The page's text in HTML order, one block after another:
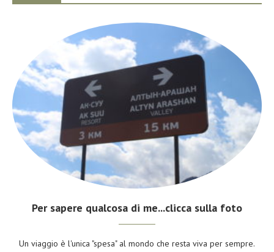
Per sapere qualcosa di me...clicca sulla foto
Un viaggio è l'unica "spesa" al mondo che resta viva per sempre.